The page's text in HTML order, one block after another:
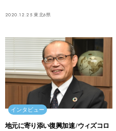
2020.12.25 東北6県
インタビュー
地元に寄り添い復興加速 /ウィズコロ